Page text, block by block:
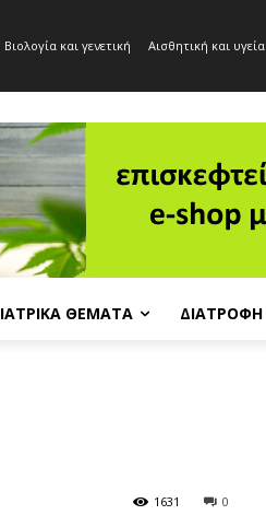
Βιολογία και γενετική Αισθητική και υγεία
ΙΑΤΡΙΚΆ ΘΈΜΑΤΑ ΔΙΑΤΡΟΦΉ
0
1631